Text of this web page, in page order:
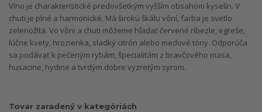
Víno je charakteristické predovšetkým vyšším obsahom kyselín. V
chuti je plné a harmonické. Má širokú škálu vôní, farba je svetlo
zelenožltá. Vo vôni a chuti môžeme hľadať červené ríbezle, egreše,
lúčne kvety, hrozienka, sladký citrón alebo medové tóny. Odporúča
sa podávať k pečeným rybám, špecialitám z bravčového mäsa,
husacine, hydine a tvrdým dobre vyzretým syrom.
Tovar zaradený v kategóriách